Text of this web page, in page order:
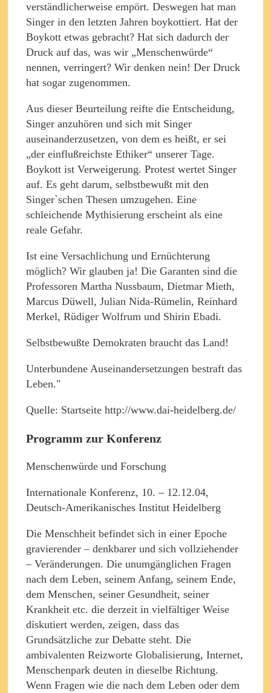
verständlicherweise empört. Deswegen hat man
Singer in den letzten Jahren boykottiert. Hat der
Boykott etwas gebracht? Hat sich dadurch der
Druck auf das, was wir „Menschenwürde“
nennen, verringert? Wir denken nein! Der Druck
hat sogar zugenommen.
Aus dieser Beurteilung reifte die Entscheidung,
Singer anzuhören und sich mit Singer
auseinanderzusetzen, von dem es heißt, er sei
„der einflußreichste Ethiker“ unserer Tage.
Boykott ist Verweigerung. Protest wertet Singer
auf. Es geht darum, selbstbewußt mit den
Singer`schen Thesen umzugehen. Eine
schleichende Mythisierung erscheint als eine
reale Gefahr.
Ist eine Versachlichung und Ernüchterung
möglich? Wir glauben ja! Die Garanten sind die
Professoren Martha Nussbaum, Dietmar Mieth,
Marcus Düwell, Julian Nida-Rümelin, Reinhard
Merkel, Rüdiger Wolfrum und Shirin Ebadi.
Selbstbewußte Demokraten braucht das Land!
Unterbundene Auseinandersetzungen bestraft das
Leben."
Quelle: Startseite http://www.dai-heidelberg.de/
Programm zur Konferenz
Menschenwürde und Forschung
Internationale Konferenz, 10. – 12.12.04,
Deutsch-Amerikanisches Institut Heidelberg
Die Menschheit befindet sich in einer Epoche
gravierender – denkbarer und sich vollziehender
– Veränderungen. Die unumgänglichen Fragen
nach dem Leben, seinem Anfang, seinem Ende,
dem Menschen, seiner Gesundheit, seiner
Krankheit etc. die derzeit in vielfältiger Weise
diskutiert werden, zeigen, dass das
Grundsätzliche zur Debatte steht. Die
ambivalenten Reizworte Globalisierung, Internet,
Menschenpark deuten in dieselbe Richtung.
Wenn Fragen wie die nach dem Leben oder dem